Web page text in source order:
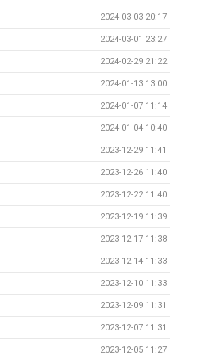
2024-03-03 20:17
2024-03-01 23:27
2024-02-29 21:22
2024-01-13 13:00
2024-01-07 11:14
2024-01-04 10:40
2023-12-29 11:41
2023-12-26 11:40
2023-12-22 11:40
2023-12-19 11:39
2023-12-17 11:38
2023-12-14 11:33
2023-12-10 11:33
2023-12-09 11:31
2023-12-07 11:31
2023-12-05 11:27